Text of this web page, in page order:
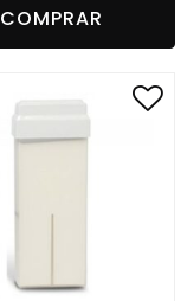
COMPRAR